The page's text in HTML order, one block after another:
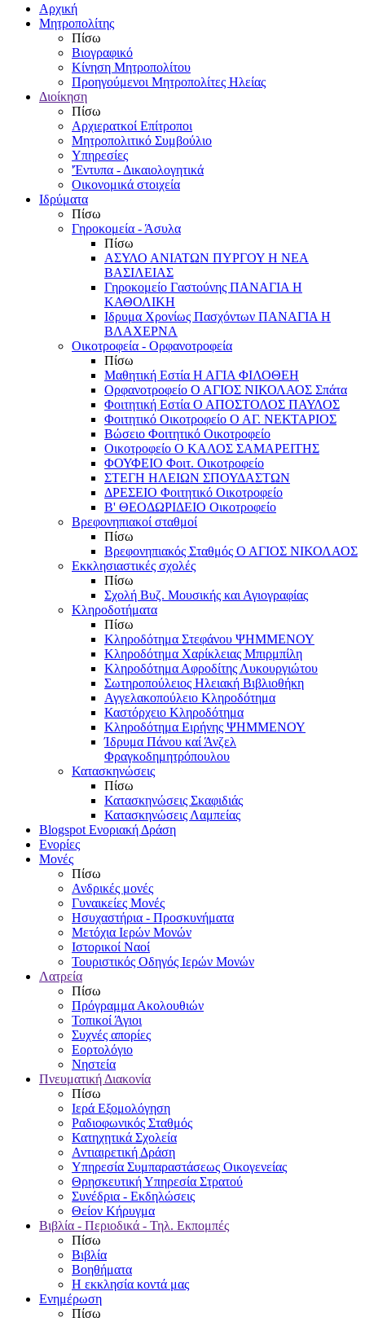
Αρχική
Μητροπολίτης
Πίσω
Βιογραφικό
Κίνηση Μητροπολίτου
Προηγούμενοι Μητροπολίτες Ηλείας
Διοίκηση
Πίσω
Αρχιερατκοί Επίτροποι
Μητροπολιτικό Συμβούλιο
Υπηρεσίες
'Έντυπα - Δικαιολογητικά
Οικονομικά στοιχεία
Ιδρύματα
Πίσω
Γηροκομεία - Άσυλα
Πίσω
ΑΣΥΛΟ ΑΝΙΑΤΩΝ ΠΥΡΓΟΥ Η ΝΕΑ
ΒΑΣΙΛΕΙΑΣ
Γηροκομείο Γαστούνης ΠΑΝΑΓΙΑ Η
ΚΑΘΟΛΙΚΗ
Ιδρυμα Χρονίως Πασχόντων ΠΑΝΑΓΙΑ Η
ΒΛΑΧΕΡΝΑ
Οικοτροφεία - Ορφανοτροφεία
Πίσω
Μαθητική Εστία Η ΑΓΙΑ ΦΙΛΟΘΕΗ
Ορφανοτροφείο Ο ΑΓΙΟΣ ΝΙΚΟΛΑΟΣ Σπάτα
Φοιτητική Εστία Ο ΑΠΟΣΤΟΛΟΣ ΠΑΥΛΟΣ
Φοιτητικό Οικοτροφείο Ο ΑΓ. ΝΕΚΤΑΡΙΟΣ
Βώσειο Φοιτητικό Οικοτροφείο
Οικοτροφείο Ο ΚΑΛΟΣ ΣΑΜΑΡΕΙΤΗΣ
ΦΟΥΦΕΙΟ Φοιτ. Οικοτροφείο
ΣΤΕΓΗ ΗΛΕΙΩΝ ΣΠΟΥΔΑΣΤΩΝ
ΔΡΕΣΕΙΟ Φοιτητικό Οικοτροφείο
Β' ΘΕΟΔΩΡΙΔΕΙΟ Οικοτροφείο
Βρεφονηπιακοί σταθμοί
Πίσω
Βρεφονηπιακός Σταθμός Ο ΑΓΙΟΣ ΝΙΚΟΛΑΟΣ
Εκκλησιαστικές σχολές
Πίσω
Σχολή Βυζ. Μουσικής και Αγιογραφίας
Κληροδοτήματα
Πίσω
Κληροδότημα Στεφάνου ΨΗΜΜΕΝΟΥ
Κληροδότημα Χαρίκλειας Μπιρμπίλη
Κληροδότημα Αφροδίτης Λυκουργιώτου
Σωτηροπούλειος Ηλειακή Βιβλιοθήκη
Αγγελακοπούλειο Κληροδότημα
Καστόρχειο Κληροδότημα
Κληροδότημα Ειρήνης ΨΗΜΜΕΝΟΥ
Ίδρυμα Πάνου καί Άνζελ
Φραγκοδημητρόπουλου
Κατασκηνώσεις
Πίσω
Κατασκηνώσεις Σκαφιδιάς
Κατασκηνώσεις Λαμπείας
Blogspot Ενοριακή Δράση
Ενορίες
Μονές
Πίσω
Ανδρικές μονές
Γυναικείες Μονές
Ησυχαστήρια - Προσκυνήματα
Μετόχια Ιερών Μονών
Ιστορικοί Ναοί
Τουριστικός Οδηγός Ιερών Μονών
Λατρεία
Πίσω
Πρόγραμμα Ακολουθιών
Τοπικοί Άγιοι
Συχνές απορίες
Εορτολόγιο
Νηστεία
Πνευματική Διακονία
Πίσω
Ιερά Εξομολόγηση
Ραδιοφωνικός Σταθμός
Κατηχητικά Σχολεία
Αντιαιρετική Δράση
Υπηρεσία Συμπαραστάσεως Οικογενείας
Θρησκευτική Υπηρεσία Στρατού
Συνέδρια - Εκδηλώσεις
Θείον Κήρυγμα
Βιβλία - Περιοδικά - Τηλ. Εκπομπές
Πίσω
Βιβλία
Βοηθήματα
Η εκκλησία κοντά μας
Ενημέρωση
Πίσω